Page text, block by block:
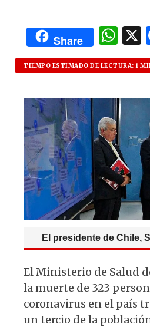
Share
W
h
at
s
A
p
p
TIEMPO ESTIMADO DE LECTURA: 1
El presidente de Chile,
El Ministerio de Salud
la muerte de 323
coronavirus en el país
un tercio de la